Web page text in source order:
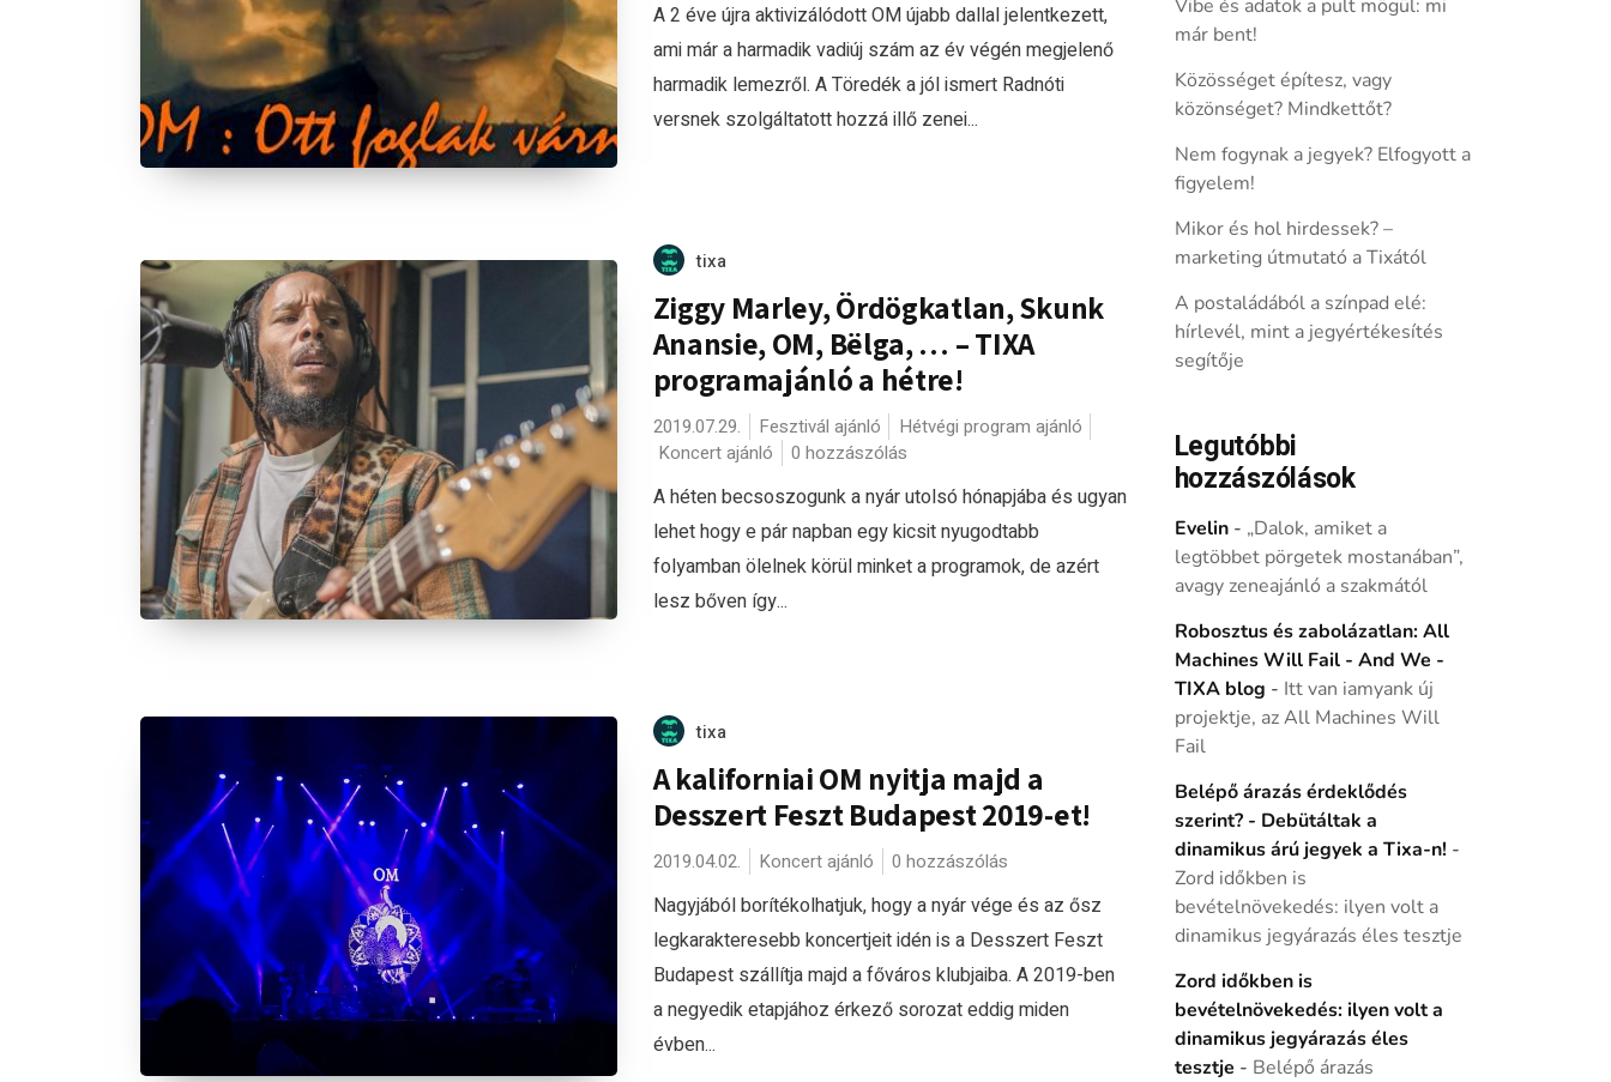
A 2 éve újra aktivizálódott OM újabb dallal jelentkezett,
ami már a harmadik vadiúj szám az év végén megjelenő
harmadik lemezről. A Töredék a jól ismert Radnóti
versnek szolgáltatott hozzá illő zenei...
tixa
Ziggy Marley, Ördögkatlan, Skunk
Anansie, OM, Bëlga, … – TIXA
programajánló a hétre!
2019.07.29. Fesztivál ajánló
Hétvégi program ajánló
Koncert ajánló
0 hozzászólás
A héten becsoszogunk a nyár utolsó hónapjába és ugyan
lehet hogy e pár napban egy kicsit nyugodtabb
folyamban ölelnek körül minket a programok, de azért
lesz bőven így...
tixa
A kaliforniai OM nyitja majd a
Desszert Feszt Budapest 2019-et!
2019.04.02. Koncert ajánló 0 hozzászólás
Nagyjából borítékolhatjuk, hogy a nyár vége és az ősz
legkarakteresebb koncertjeit idén is a Desszert Feszt
Budapest szállítja majd a főváros klubjaiba. A 2019-ben
a negyedik etapjához érkező sorozat eddig miden
évben...
Vibe és adatok a pult mögül: mi
már bent!
Közösséget építesz, vagy
közönséget? Mindkettőt?
Nem fogynak a jegyek? Elfogyott a
figyelem!
Mikor és hol hirdessek? –
marketing útmutató a Tixától
A postaládából a színpad elé:
hírlevél, mint a jegyértékesítés
segítője
Legutóbbi
hozzászólások
Evelin- „Dalok, amiket a
legtöbbet pörgetek mostanában”,
avagy zeneajánló a szakmától
Robosztus és zabolázatlan: All
Machines Will Fail - And We -
TIXA blog - Itt van iamyank új
projektje, az All Machines Will
Fail
Belépő árazás érdeklődés
szerint? - Debütáltak a
dinamikus árú jegyek a Tixa-n! -
Zord időkben is
bevételnövekedés: ilyen volt a
dinamikus jegyárazás éles tesztje
Zord időkben is
bevételnövekedés: ilyen volt a
dinamikus jegyárazás éles
tesztje - Belépő árazás